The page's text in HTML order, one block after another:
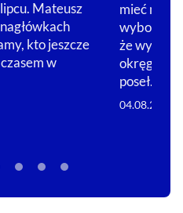
Mateusz
kto jeszcze
w
mieć
że
okręgów.
poseł…
04.08.2026